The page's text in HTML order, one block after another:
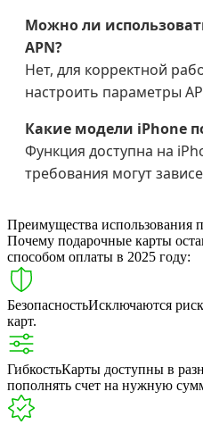
Можно ли
APN?
Нет, для корректной
настроить параметры
Какие модели iPhone
Функция доступна на
требования могут
Преимущества использования
Почему подарочные карты
способом оплаты в 2025 году:
БезопасностьИсключаются
карт.
ГибкостьКарты доступны в
пополнять счет на нужную